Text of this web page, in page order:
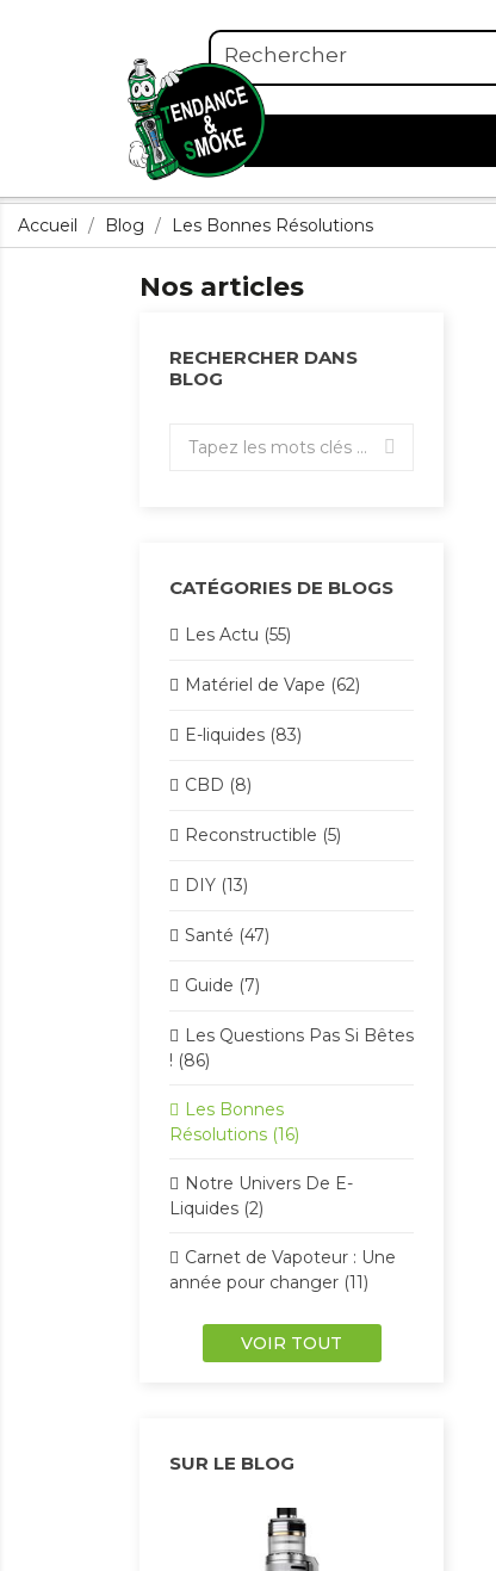
Accueil Blog Les Bonnes Résolutions
Nos articles
RECHERCHER DANS
BLOG
CATÉGORIES DE BLOGS
Les Actu (55)
Matériel de Vape (62)
E-liquides (83)
CBD (8)
Reconstructible (5)
DIY (13)
Santé (47)
Guide (7)
Les Questions Pas Si Bêtes
! (86)
Les Bonnes
Résolutions (16)
Notre Univers De E-
Liquides (2)
Carnet de Vapoteur : Une
année pour changer (11)
VOIR TOUT
SUR LE BLOG